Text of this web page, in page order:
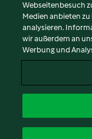
Disclaimer
Impressum
Inhalt melden
Erklärung zur
Webseitenbesuch
Medien anbieten
analysieren.
wir außerdem an
Werbung und